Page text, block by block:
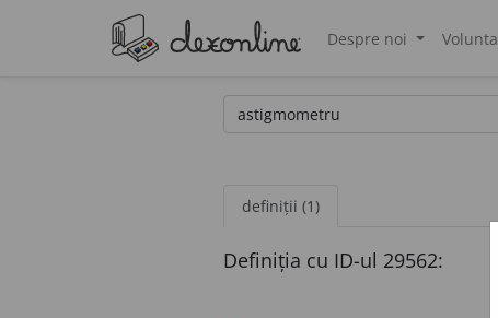
Despre noi
definiții (1)
Definiția cu ID-ul 29562: